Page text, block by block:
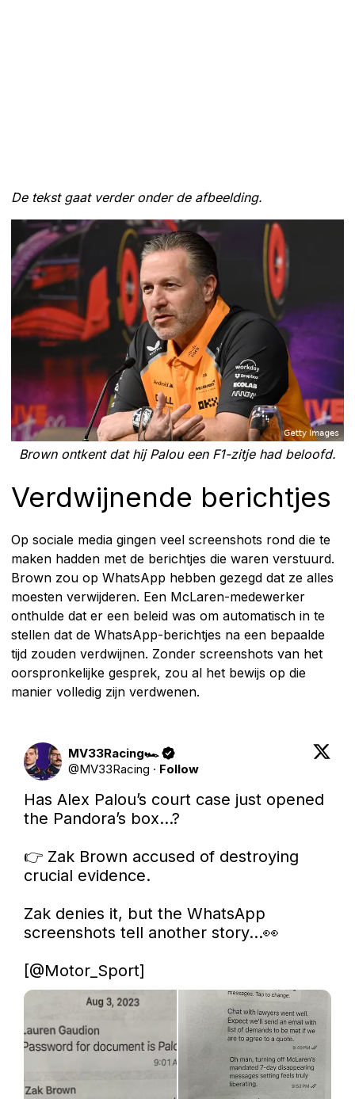
De tekst gaat verder onder de afbeelding.
Brown ontkent dat hij Palou een F1-zitje had beloofd.
Verdwijnende berichtjes
Op sociale media gingen veel screenshots rond die te
maken hadden met de berichtjes die waren verstuurd.
Brown zou op WhatsApp hebben gezegd dat ze alles
moesten verwijderen. Een McLaren-medewerker
onthulde dat er een beleid was om automatisch in te
stellen dat de WhatsApp-berichtjes na een bepaalde
tijd zouden verdwijnen. Zonder screenshots van het
oorspronkelijke gesprek, zou al het bewijs op die
manier volledig zijn verdwenen.
MV33Racing🏎
@MV33Racing · Follow
Has Alex Palou’s court case just opened
the Pandora’s box...?
👉 Zak Brown accused of destroying
crucial evidence.
Zak denies it, but the WhatsApp
screenshots tell another story…👀
[@Motor_Sport]